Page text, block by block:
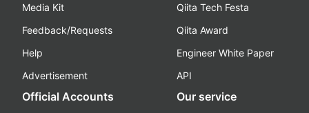
Media Kit
Feedback/Requests
Help
Advertisement
Qiita Tech Festa
Qiita Award
Engineer White Paper
API
Official Accounts Our service